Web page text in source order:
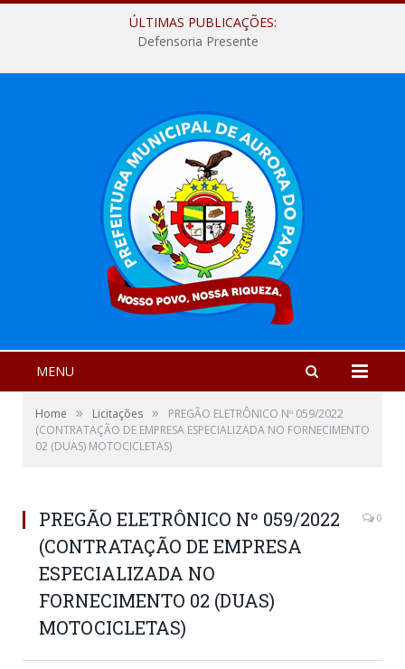
ÚLTIMAS PUBLICAÇÕES:
Defensoria Presente
MENU
Home » Licitações »
PREGÃO ELETRÔNICO Nº 059/2022
(CONTRATAÇÃO DE EMPRESA ESPECIALIZADA NO FORNECIMENTO
02 (DUAS) MOTOCICLETAS)
PREGÃO ELETRÔNICO Nº 059/2022
(CONTRATAÇÃO DE EMPRESA
ESPECIALIZADA NO
FORNECIMENTO 02 (DUAS)
MOTOCICLETAS)
0